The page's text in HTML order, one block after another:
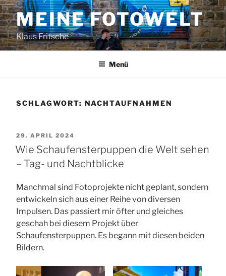
Zum
Inhalt
springenMEINE FOTOWELT
Klaus Fritsche
Menü
SCHLAGWORT: NACHTAUFNAHMEN
VERÖFFENTLICHT
AM
29. APRIL 2024
Wie Schaufensterpuppen die Welt sehen
– Tag- und Nachtblicke
Manchmal sind Fotoprojekte nicht geplant, sondern
entwickeln sich aus einer Reihe von diversen
Impulsen. Das passiert mir öfter und gleiches
geschah bei diesem Projekt über
Schaufensterpuppen. Es begann mit diesen beiden
Bildern.